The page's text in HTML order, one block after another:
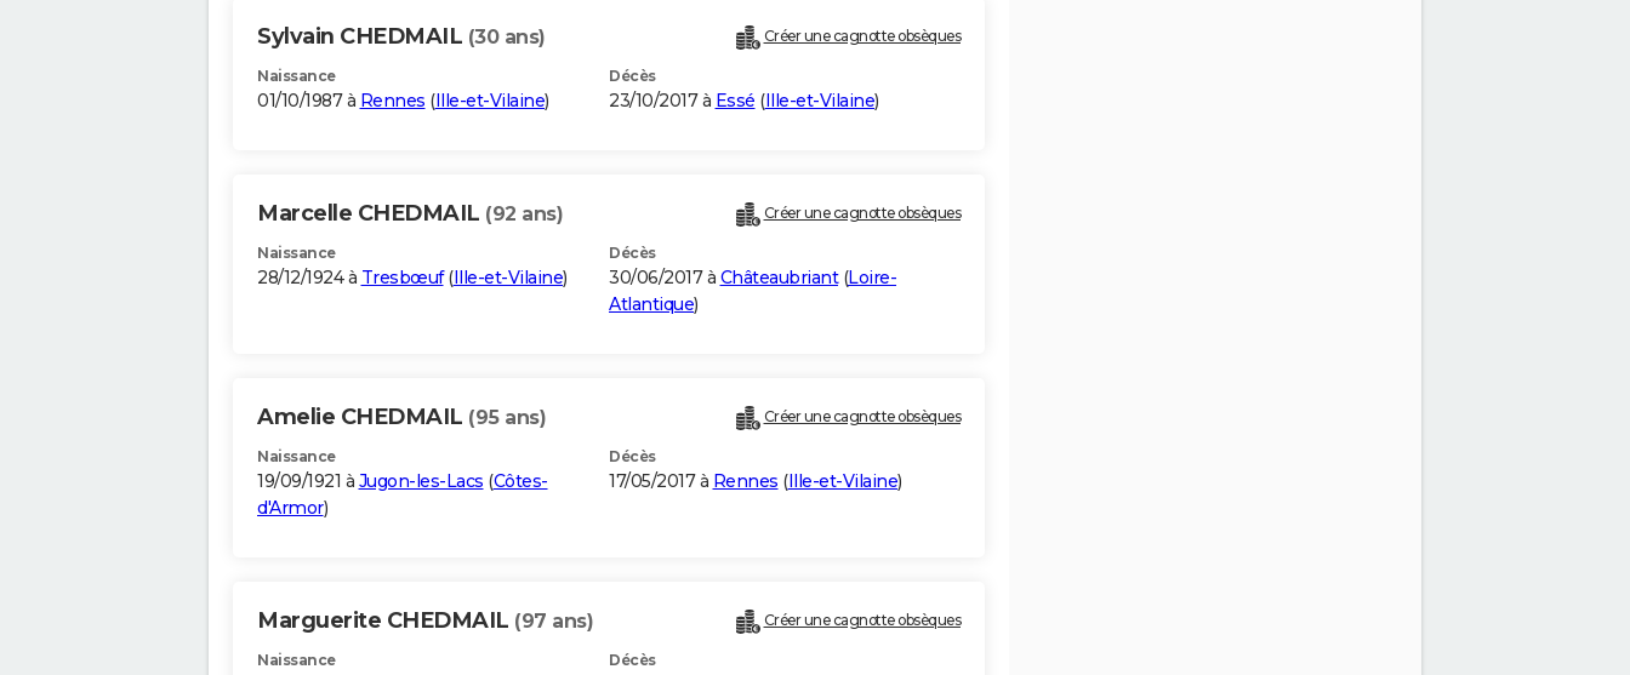
Sylvain CHEDMAIL (30 ans) Créer une cagnotte obsèques
Naissance
01/10/1987 à Rennes (Ille-et-Vilaine)
Décès
23/10/2017 à Essé (Ille-et-Vilaine)
Marcelle CHEDMAIL (92 ans) Créer une cagnotte obsèques
Naissance
28/12/1924 à Tresbœuf(Ille-et-Vilaine)
Décès
30/06/2017 à Châteaubriant(Loire-
Atlantique)
Amelie CHEDMAIL (95 ans) Créer une cagnotte obsèques
Naissance
19/09/1921 à Jugon-les-Lacs (Côtes-
d'Armor)
Décès
17/05/2017 à Rennes (Ille-et-Vilaine)
Marguerite CHEDMAIL (97 ans) Créer une cagnotte obsèques
Naissance Décès